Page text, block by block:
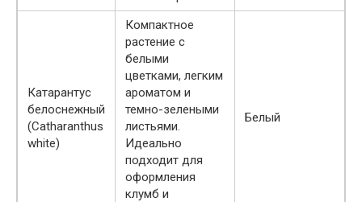
Катарантус
белоснежный
(Catharanthus
white)
Компактное
растение с
белыми
цветками, легким
ароматом и
темно-зелеными
листьями.
Идеально
подходит для
оформления
клумб и
Белый